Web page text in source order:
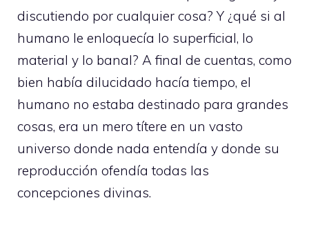
discutiendo por cualquier cosa? Y ¿qué si al
humano le enloquecía lo superficial, lo
material y lo banal? A final de cuentas, como
bien había dilucidado hacía tiempo, el
humano no estaba destinado para grandes
cosas, era un mero títere en un vasto
universo donde nada entendía y donde su
reproducción ofendía todas las
concepciones divinas.